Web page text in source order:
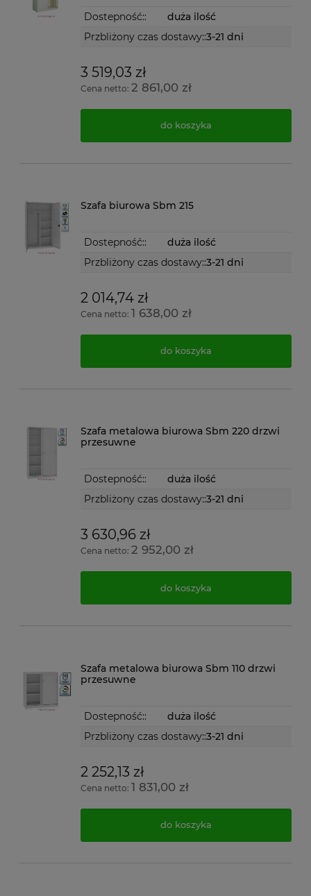
Dostepność::
duża ilość
Przbliżony czas dostawy::3-21 dni
3 519,03 zł
Cena netto:2 861,00 zł
do koszyka
Szafa biurowa Sbm 215
Dostepność::
duża ilość
Przbliżony czas dostawy::3-21 dni
2 014,74 zł
Cena netto: 1 638,00 zł
do koszyka
Szafa metalowa biurowa Sbm 220 drzwi
przesuwne
Dostepność::
duża ilość
Przbliżony czas dostawy::3-21 dni
3 630,96 zł
Cena netto:2 952,00 zł
do koszyka
Szafa metalowa biurowa Sbm 110 drzwi
przesuwne
Dostepność::
duża ilość
Przbliżony czas dostawy::3-21 dni
2 252,13 zł
Cena netto:1 831,00 zł
do koszyka